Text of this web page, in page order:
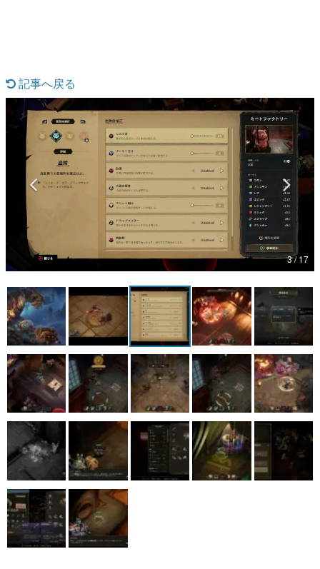
具体的な形から解き明かしていく、硬派で骨太な評論連載
です。
ゲームが変えた日本語
「経験値」「裏技」「ラスボス」… ゲームにまつわる言葉
の起源や用法の変遷を、コンピューター文化史研究家・タ
イニーP氏が徹底調査。
カテゴリ
特集記事
女性向け
アプリレビュー
その他
電ファミニコゲーマーとは？
運営：株式会社マレ
記事へ戻る
3 / 17